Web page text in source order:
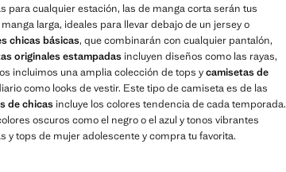
cualquier estación, las de manga corta serán tus
larga, ideales para llevar debajo de un jersey o
chicas básicas, que combinarán con cualquier pantalón,
originales estampadas incluyen diseños como las rayas,
incluimos una amplia colección de tops ycamisetas de
como looks de vestir. Este tipo de camiseta es de las
de chicas incluye los colores tendencia de cada temporada.
oscuros como el negro o el azul y tonos vibrantes
y tops de mujer adolescente y compra tu favorita.